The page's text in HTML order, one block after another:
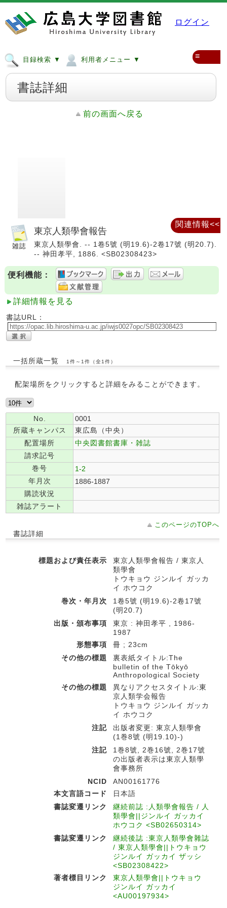
ログイン
目録検索 ▼ 利用者メニュー ▼ ≡
書誌詳細
前の画面へ戻る
東京人類學會報告
東京人類學會. -- 1卷5號 (明19.6)-2卷17號 (明20.7).
-- 神田孝平, 1886. <SB02308423>
便利機能：
詳細情報を見る
書誌URL：
一括所蔵一覧 1件～1件（全1件）
配架場所をクリックすると詳細をみることができます。
No.
0001
所蔵キャンパス
東広島（中央）
配置場所
中央図書館書庫・雑誌
請求記号
巻号
1-2
年月次
1886-1887
購読状況
雑誌アラート
このページのTOPへ
書誌詳細
標題および責任表示
東京人類學會報告 / 東京人
類學會
トウキョウ ジンルイ ガッカ
イ ホウコク
巻次・年月次
1卷5號 (明19.6)-2卷17號
(明20.7)
出版・頒布事項
東京 : 神田孝平 , 1986-
1987
形態事項
冊 ; 23cm
その他の標題
裏表紙タイトル:The
bulletin of the Tōkyō
Anthropological Society
その他の標題
異なりアクセスタイトル:東
京人類学会報告
トウキョウ ジンルイ ガッカ
イ ホウコク
注記
出版者変更: 東京人類學會
(1巻8號 (明19.10)-)
注記
1巻8號, 2巻16號, 2巻17號
の出版者表示は東京人類學
會事務所
NCID
AN00161776
本文言語コード
日本語
書誌変遷リンク
継続前誌 :人類學會報告 / 人
類學會||ジンルイ ガッカイ
ホウコク <SB02650314>
書誌変遷リンク
継続後誌 :東京人類學會雜誌
/ 東京人類學會||トウキョウ
ジンルイ ガッカイ ザッシ
<SB02308422>
著者標目リンク
東京人類學會||トウキョウ
ジンルイ ガッカイ
<AU00197934>
関連情報<<